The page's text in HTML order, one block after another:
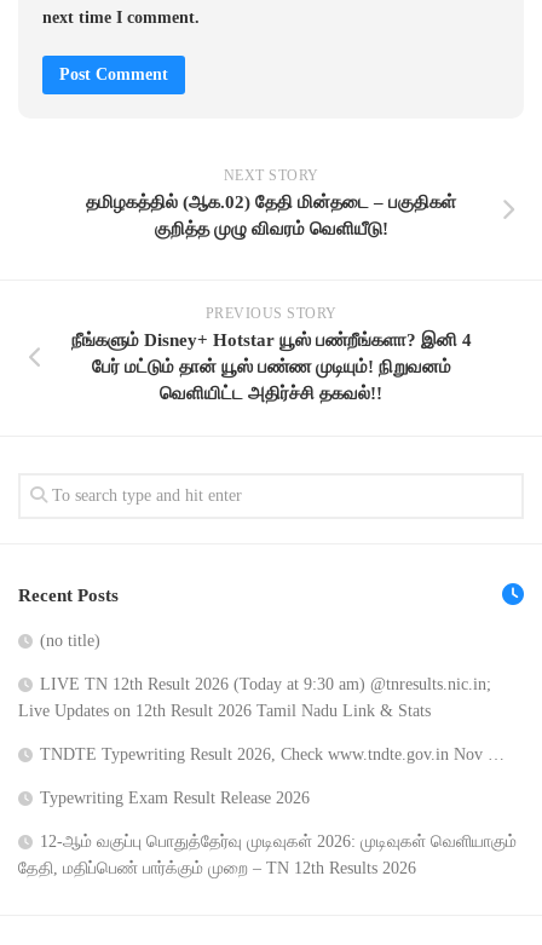
next time I comment.
NEXT STORY
தமிழகத்தில் (ஆக.02) தேதி மின்தடை – பகுதிகள்
குறித்த முழு விவரம் வெளியீடு!
PREVIOUS STORY
நீங்களும் Disney+ Hotstar யூஸ் பண்றீங்களா? இனி 4
பேர் மட்டும் தான் யூஸ் பண்ண முடியும்! நிறுவனம்
வெளியிட்ட அதிர்ச்சி தகவல்!!
Recent Posts
(no title)
LIVE TN 12th Result 2026 (Today at 9:30 am) @tnresults.nic.in;
Live Updates on 12th Result 2026 Tamil Nadu Link & Stats
TNDTE Typewriting Result 2026, Check www.tndte.gov.in Nov …
Typewriting Exam Result Release 2026
12-ஆம் வகுப்பு பொதுத்தேர்வு முடிவுகள் 2026: முடிவுகள் வெளியாகும்
தேதி, மதிப்பெண் பார்க்கும் முறை – TN 12th Results 2026